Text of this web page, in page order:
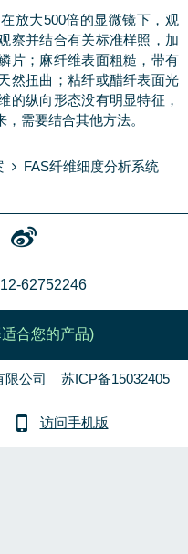
放大500倍的显微镜下，观
察并结合有关标准样照，加
片；麻纤维表面粗糙，带有
然扭曲；粘纤或醋纤表面光
的纵向形态没有明显特征，
需要结合其他方法。
FAS纤维细度分析系统
62752246
合您的产品)
限公司 苏ICP备15032405
访问手机版